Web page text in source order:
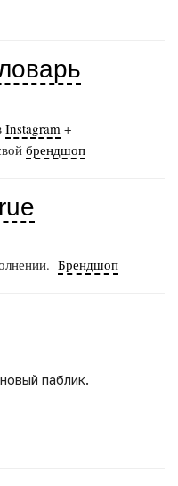
Instagram +
брендшоп
Брендшоп
паблик.